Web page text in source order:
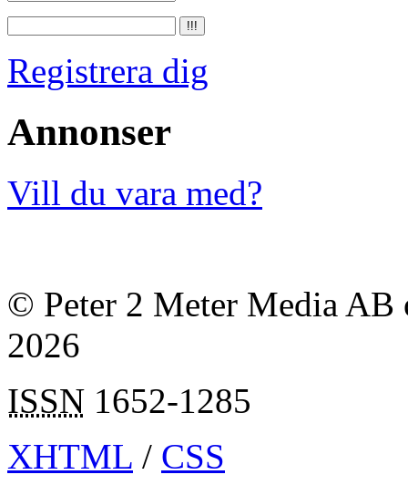
Registrera dig
Annonser
Vill du vara med?
© Peter 2 Meter Media AB
2026
ISSN 1652-1285
XHTML / CSS